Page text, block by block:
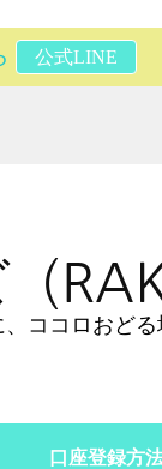
公式LINE
ココロおど
口座登録方